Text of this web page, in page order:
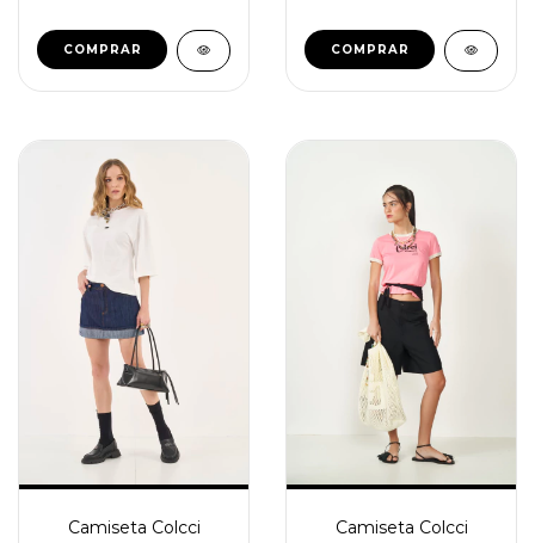
COMPRAR COMPRAR
Camiseta Colcci Camiseta Colcci